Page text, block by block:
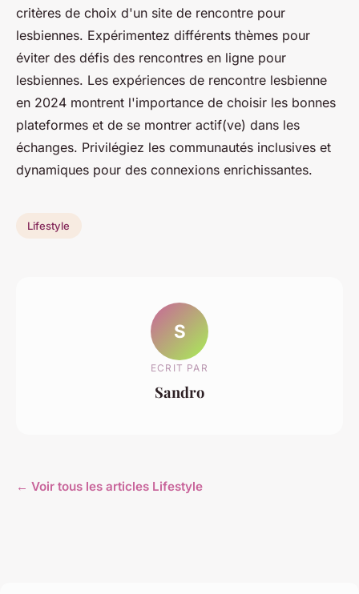
critères de choix d'un site de rencontre pour
lesbiennes. Expérimentez différents thèmes pour
éviter des défis des rencontres en ligne pour
lesbiennes. Les expériences de rencontre lesbienne
en 2024 montrent l'importance de choisir les bonnes
plateformes et de se montrer actif(ve) dans les
échanges. Privilégiez les communautés inclusives et
dynamiques pour des connexions enrichissantes.
Lifestyle
S
ECRIT PAR
Sandro
← Voir tous les articles Lifestyle